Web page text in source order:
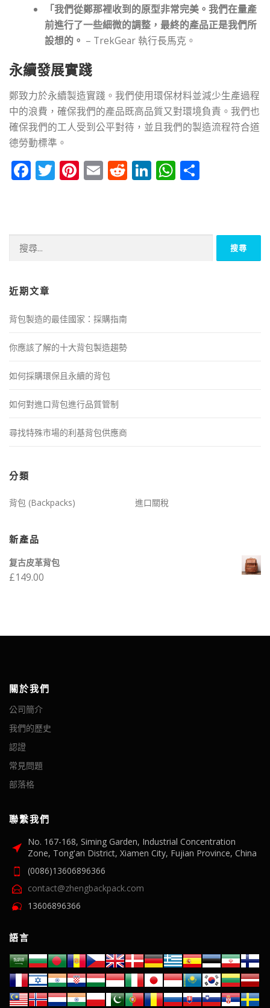
「我們從鄭那裡收到的原型非常完美。我們在量產
前進行了一些細微的調整，最終的產品正是我們所
設想的。 – TrekGear 執行長馬克。
永續發展實踐
鄭致力於永續製造實踐。我們使用環保材料並減少生產過程
中的浪費，確保我們的產品既高品質又對環境負責。我們也
確保我們的工人受到公平對待，並且我們的製造流程符合道
德勞動標準。
Facebook
Twitter
Pinterest
EmailReddit
LinkedIn
WhatsApp
鍵
近期文章
背包製造的最佳國家：採購指南
你應該了解的十大背包製造趨勢
如何採購環保且永續的背包
如何對進口背包進行品質管制
尋找特殊市場的利基背包供應商
分類
背包 (Backpacks) 進口關稅
新產品
复古皮革背包
£149.00
關於我們
公司簡介
我們的歷史
認證
常見問題
部落格
聯繫我們
No. 167-168, Siming Garden, Industrial Concentration
Zone, Tong'an District, Xiamen City, Fujian Province, China
(0086)13606896366
contact@zhengbackpack.com
13606896366
語言